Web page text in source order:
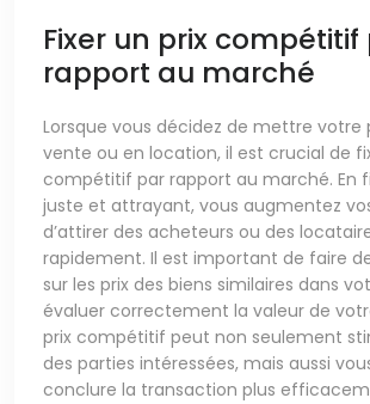
Fixer un prix compétitif
rapport au marché
Lorsque vous décidez de mettre votre
vente ou en location, il est crucial de
compétitif par rapport au marché. En
juste et attrayant, vous augmentez
d’attirer des acheteurs ou des
rapidement. Il est important de faire
sur les prix des biens similaires dans
évaluer correctement la valeur de
prix compétitif peut non seulement
des parties intéressées, mais aussi
conclure la transaction plus